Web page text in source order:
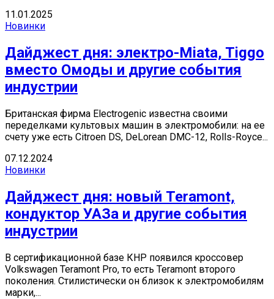
11.01.2025
Новинки
Дайджест дня: электро-Miata, Tiggo
вместо Омоды и другие события
индустрии
Британская фирма Electrogenic известна своими
переделками культовых машин в электромобили: на ее
счету уже есть Citroen DS, DeLorean DMC-12, Rolls-Royce...
07.12.2024
Новинки
Дайджест дня: новый Teramont,
кондуктор УАЗа и другие события
индустрии
В сертификационной базе КНР появился кроссовер
Volkswagen Teramont Pro, то есть Teramont второго
поколения. Стилистически он близок к электромобилям
марки,...